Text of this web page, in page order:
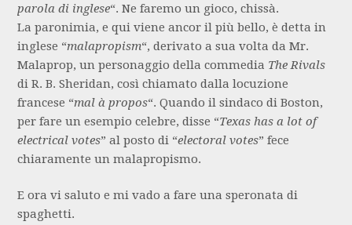
parola di inglese“. Ne faremo un gioco, chissà.
La paronimia, e qui viene ancor il più bello, è detta in
inglese “malapropism“, derivato a sua volta da Mr.
Malaprop, un personaggio della commedia The Rivals
di R. B. Sheridan, così chiamato dalla locuzione
francese “mal à propos“. Quando il sindaco di Boston,
per fare un esempio celebre, disse “Texas has a lot of
electrical votes” al posto di “electoral votes” fece
chiaramente un malapropismo.
E ora vi saluto e mi vado a fare una speronata di
spaghetti.